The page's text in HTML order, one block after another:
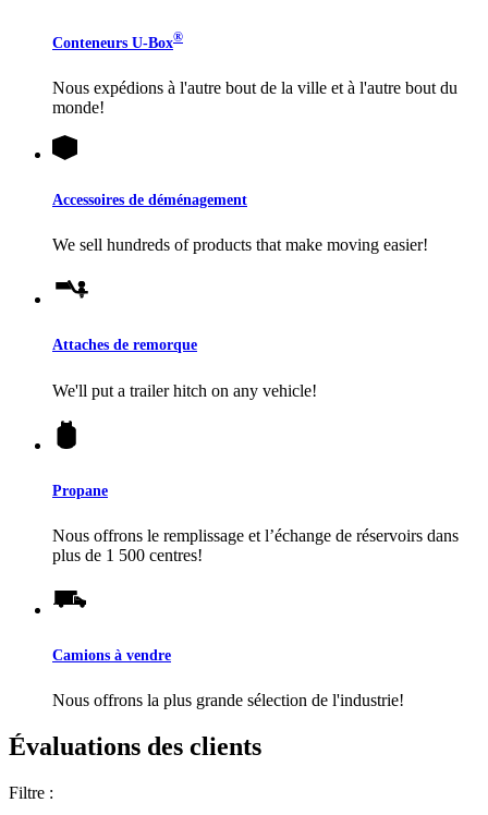
Conteneurs U-Box®
Nous expédions à l'autre bout de la ville et à l'autre bout du
monde!
Accessoires de déménagement
We sell hundreds of products that make moving easier!
Attaches de remorque
We'll put a trailer hitch on any vehicle!
Propane
Nous offrons le remplissage et l’échange de réservoirs dans
plus de 1 500 centres!
Camions à vendre
Nous offrons la plus grande sélection de l'industrie!
Évaluations des clients
Filtre :